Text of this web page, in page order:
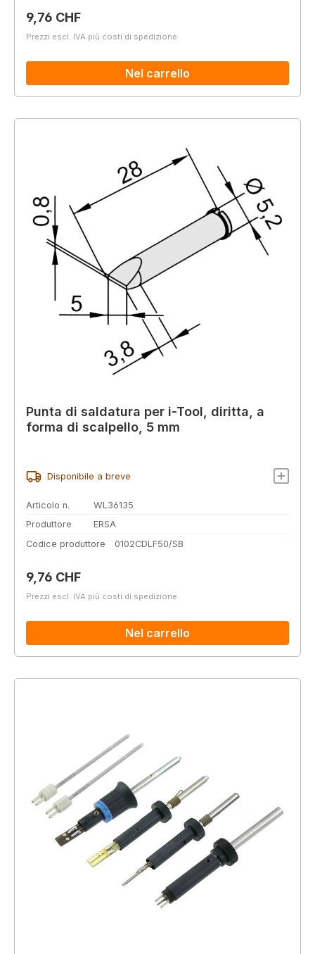
Prezzo normale:
9,76 CHF
Prezzi escl. IVA più costi di spedizione
Nel carrello
Punta di saldatura per i-Tool, diritta, a
forma di scalpello, 5 mm
Disponibile a breve
Articolo n.
WL36135
Produttore
ERSA
Codice produttore
0102CDLF50/SB
Prezzo normale:
9,76 CHF
Prezzi escl. IVA più costi di spedizione
Nel carrello